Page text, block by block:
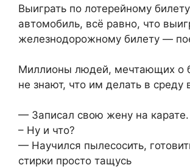
Выиграть по лотерейному билету
автомобиль, всё равно, что
железнодорожному билету —
Миллионы людей, мечтающих о
не знают, что им делать в среду
— Записал свою жену на карате.
– Ну и что?
— Научился пылесосить,
стирки просто тащусь